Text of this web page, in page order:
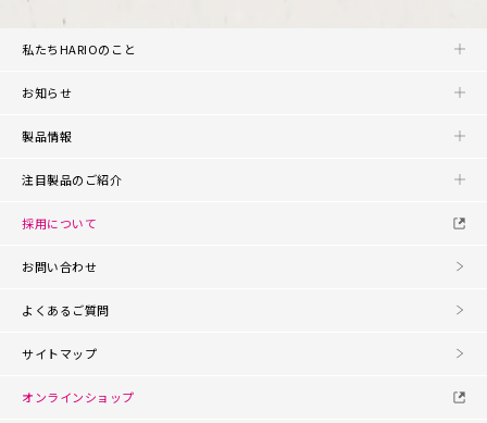
私たちHARIOのこと
お知らせ
製品情報
注目製品のご紹介
採用について
お問い合わせ
よくあるご質問
サイトマップ
オンラインショップ